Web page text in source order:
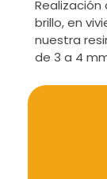
brillo, en
nuestra
de 3 a 4